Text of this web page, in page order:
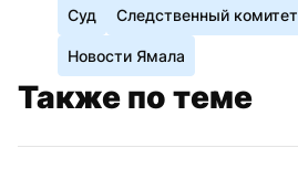
Суд Следственный комитет
Новости Ямала
Также по теме